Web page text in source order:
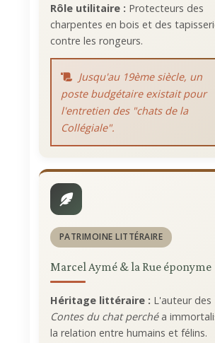
Rôle utilitaire : Protecteurs des
charpentes en bois et des
contre les rongeurs.
Jusqu'au 19ème siècle, un
poste budgétaire existait pour
l'entretien des "chats de la
Collégiale".
PATRIMOINE LITTÉRAIRE
Marcel Aymé & la Rue éponyme
Héritage littéraire : L'auteur des
Contes du chat perchéa
la relation entre humains et félins.